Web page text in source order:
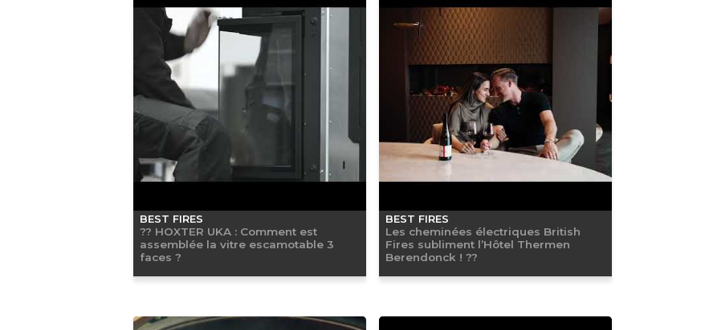
BEST FIRES
?? HOXTER UKA : Comment est
assemblée la vitre escamotable 3
faces ?
BEST FIRES
Les cheminées électriques British
Fires subliment l’Hôtel Thermen
Berendonck ! ??